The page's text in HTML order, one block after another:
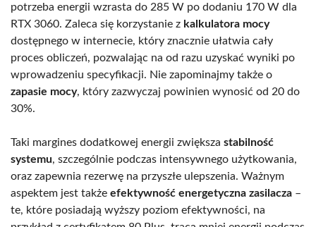
potrzeba energii wzrasta do 285 W po dodaniu 170 W dla
RTX 3060. Zaleca się korzystanie z kalkulatora mocy
dostępnego w internecie, który znacznie ułatwia cały
proces obliczeń, pozwalając na od razu uzyskać wyniki po
wprowadzeniu specyfikacji. Nie zapominajmy także o
zapasie mocy, który zazwyczaj powinien wynosić od 20 do
30%.
Taki margines dodatkowej energii zwiększa stabilność
systemu, szczególnie podczas intensywnego użytkowania,
oraz zapewnia rezerwę na przyszłe ulepszenia. Ważnym
aspektem jest także efektywność energetyczna zasilacza –
te, które posiadają wyższy poziom efektywności, na